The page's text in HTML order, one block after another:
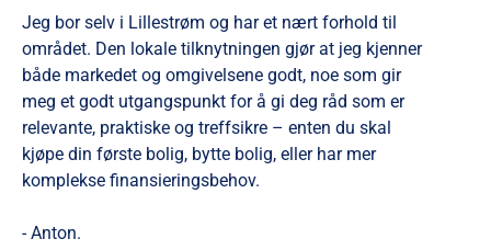
Jeg bor selv i Lillestrøm og har et nært forhold til
området. Den lokale tilknytningen gjør at jeg kjenner
både markedet og omgivelsene godt, noe som gir
meg et godt utgangspunkt for å gi deg råd som er
relevante, praktiske og treffsikre – enten du skal
kjøpe din første bolig, bytte bolig, eller har mer
komplekse finansieringsbehov.
- Anton.